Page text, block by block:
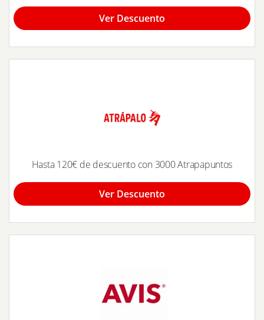
Ver Descuento
Hasta 120€ de descuento con 3000 Atrapapuntos
Ver Descuento